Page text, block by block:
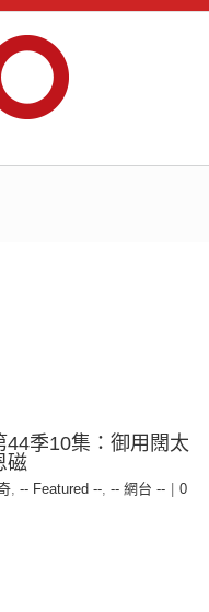
44季10集：御用闊太
磁
, -- Featured --, -- 網台 --
0